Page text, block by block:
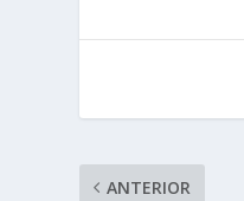
ANTERIOR